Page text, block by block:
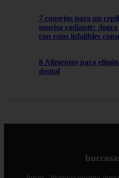
7 consejos para un
sonrisa radiante:
con estos infalibles
8 Alimentos para
dental